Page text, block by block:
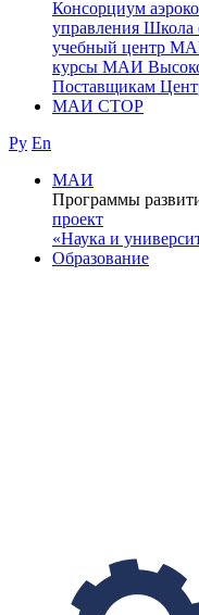
Консорциум
управления Школа
учебный центр
курсы МАИ
Поставщикам
МАИ СТОР
Ру En
МАИ
Программы
проект
«Наука и
Образование